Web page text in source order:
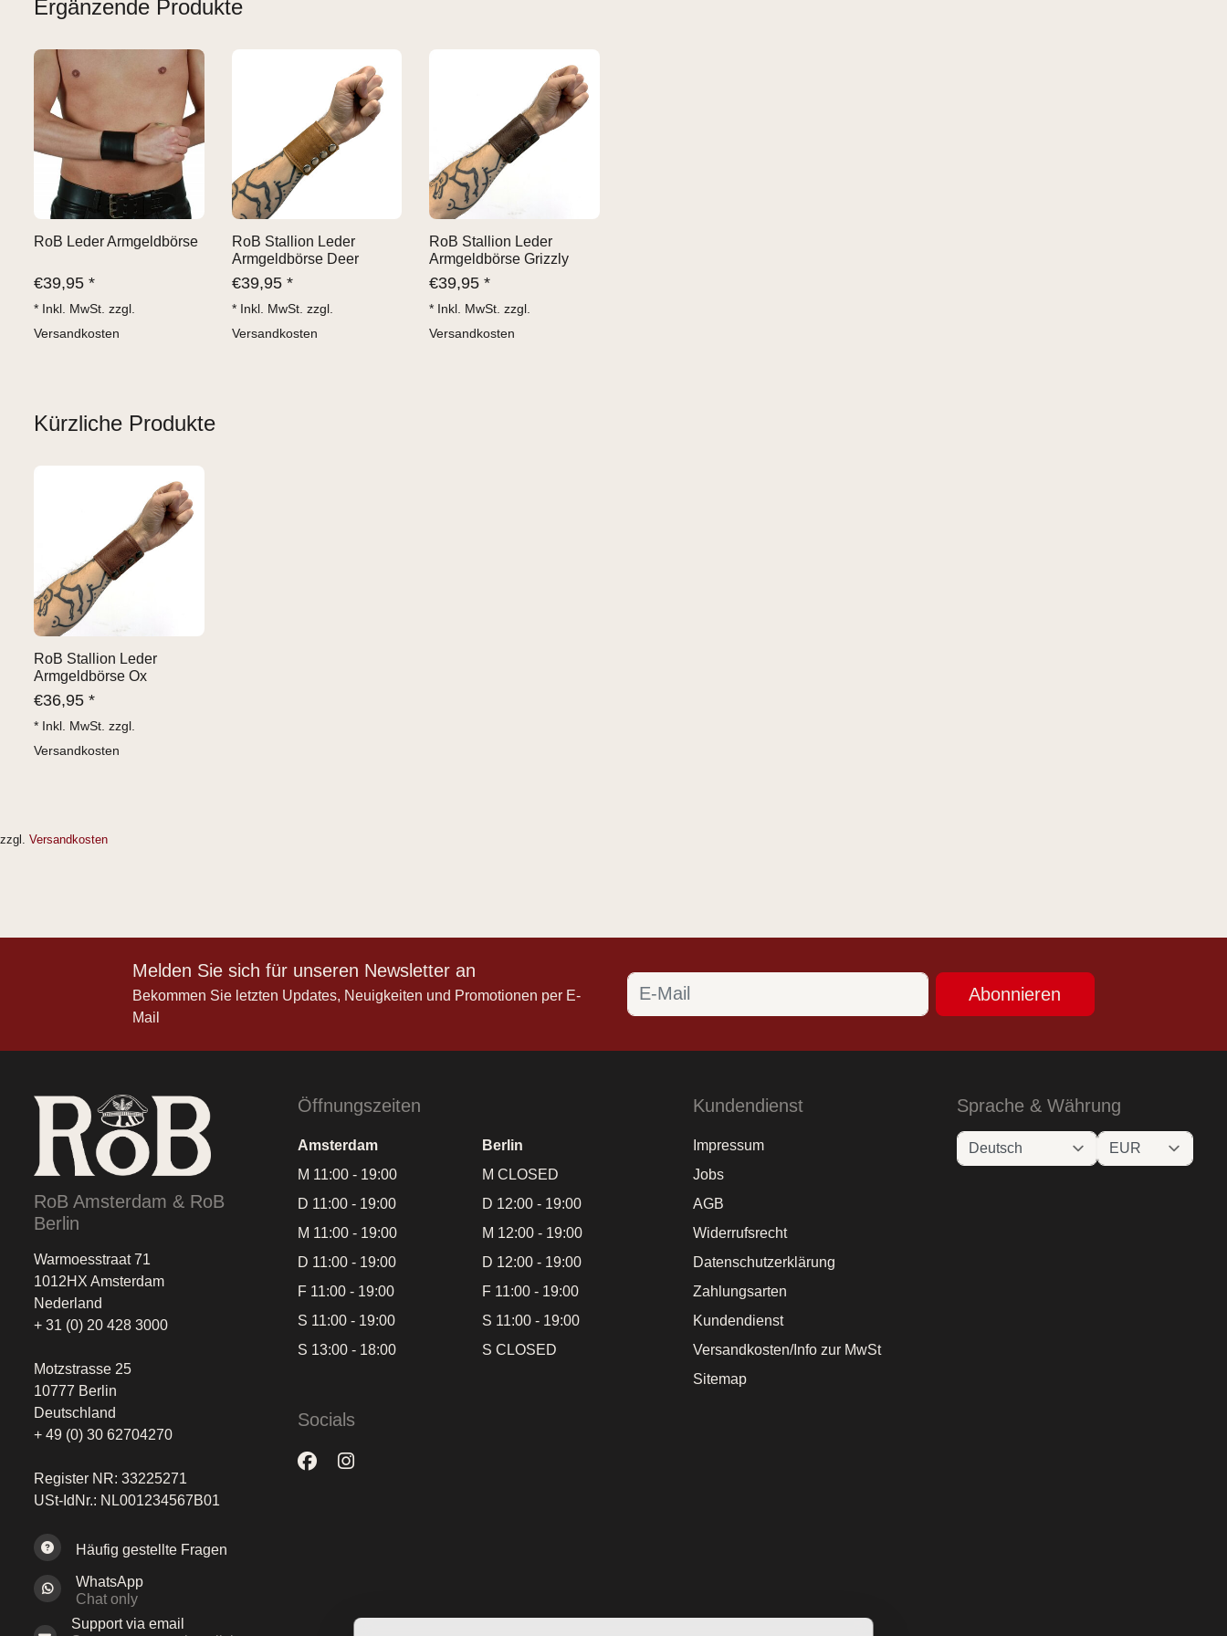
Ergänzende Produkte
RoB Leder Armgeldbörse
€39,95 *
* Inkl. MwSt. zzgl.
Versandkosten
RoB Stallion Leder
Armgeldbörse Deer
€39,95 *
* Inkl. MwSt. zzgl.
Versandkosten
RoB Stallion Leder
Armgeldbörse Grizzly
€39,95 *
* Inkl. MwSt. zzgl.
Versandkosten
Kürzliche Produkte
RoB Stallion Leder
Armgeldbörse Ox
€36,95 *
* Inkl. MwSt. zzgl.
Versandkosten
zzgl. Versandkosten
Melden Sie sich für unseren Newsletter an
Bekommen Sie letzten Updates, Neuigkeiten und Promotionen per E-
Mail
Abonnieren
RoB Amsterdam & RoB
Berlin
Warmoesstraat 71
1012HX Amsterdam
Nederland
+ 31 (0) 20 428 3000
Motzstrasse 25
10777 Berlin
Deutschland
+ 49 (0) 30 62704270
Register NR: 33225271
USt-IdNr.: NL001234567B01
Häufig gestellte Fragen
WhatsApp
Chat only
Support via email
Öffnungszeiten
Amsterdam
Berlin
M 11:00 - 19:00
D 11:00 - 19:00
M 11:00 - 19:00
D 11:00 - 19:00
F 11:00 - 19:00
S 11:00 - 19:00
S 13:00 - 18:00
M CLOSED
D 12:00 - 19:00
M 12:00 - 19:00
D 12:00 - 19:00
F 11:00 - 19:00
S 11:00 - 19:00
S CLOSED
Socials
Kundendienst
Impressum
Jobs
AGB
Widerrufsrecht
Datenschutzerklärung
Zahlungsarten
Kundendienst
Versandkosten/Info zur MwSt
Sitemap
Sprache & Währung